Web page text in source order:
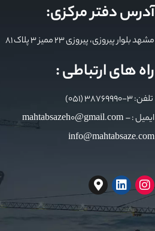
آدرس دفتر مرکزی:
مشهد بلوار پیروزی، پیروزی 23 ممیز 3 پلاک 81
راه های ارتباطی :
تلفن: 3-38769990 (051)
ایمیل : mahtabsazeh0@gmail.com –
info@mahtabsaze.com